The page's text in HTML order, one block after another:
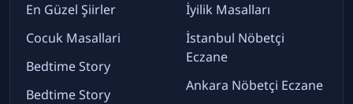
En Güzel Şiirler
Cocuk Masallari
Bedtime Story
Bedtime Story
İyilik Masalları
İstanbul Nöbetçi
Eczane
Ankara Nöbetçi Eczane